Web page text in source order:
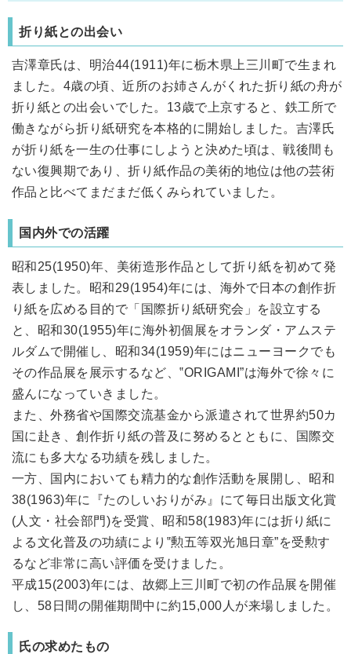
折り紙との出会い
吉澤章氏は、明治44(1911)年に栃木県上三川町で生まれ
ました。4歳の頃、近所のお姉さんがくれた折り紙の舟が
折り紙との出会いでした。13歳で上京すると、鉄工所で
働きながら折り紙研究を本格的に開始しました。吉澤氏
が折り紙を一生の仕事にしようと決めた頃は、戦後間も
ない復興期であり、折り紙作品の美術的地位は他の芸術
作品と比べてまだまだ低くみられていました。
国内外での活躍
昭和25(1950)年、美術造形作品として折り紙を初めて発
表しました。昭和29(1954)年には、海外で日本の創作折
り紙を広める目的で「国際折り紙研究会」を設立する
と、昭和30(1955)年に海外初個展をオランダ・アムステ
ルダムで開催し、昭和34(1959)年にはニューヨークでも
その作品展を展示するなど、‟ORIGAMI”は海外で徐々に
盛んになっていきました。
また、外務省や国際交流基金から派遣されて世界約50カ
国に赴き、創作折り紙の普及に努めるとともに、国際交
流にも多大なる功績を残しました。
一方、国内においても精力的な創作活動を展開し、昭和
38(1963)年に『たのしいおりがみ』にて毎日出版文化賞
(人文・社会部門)を受賞、昭和58(1983)年には折り紙に
よる文化普及の功績により‟勲五等双光旭日章”を受勲す
るなど非常に高い評価を受けました。
平成15(2003)年には、故郷上三川町で初の作品展を開催
し、58日間の開催期間中に約15,000人が来場しました。
氏の求めたもの